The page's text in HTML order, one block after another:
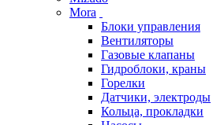
Mora
Блоки управления
Вентиляторы
Газовые клапаны
Гидроблоки, краны
Горелки
Датчики, электроды
Кольца, прокладки